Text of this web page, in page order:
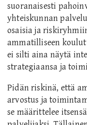
suoranaisesti
yhteiskunnan
osaisia ja
ammatilliseen
ei silti aina näytä
strategiaansa ja
Pidän riskinä, että
arvostus ja
se määrittelee